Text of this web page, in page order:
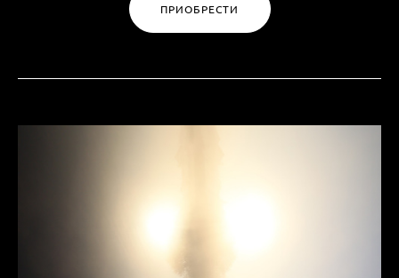
ПРИОБРЕСТИ